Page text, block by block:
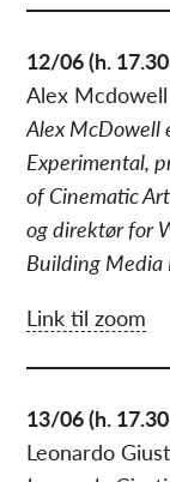
12/06 (h.
Alex
Alex McDowell
Experimental,
of Cinematic
og direktør for
Building Media
Link til zoom
13/06 (h.
Leonardo